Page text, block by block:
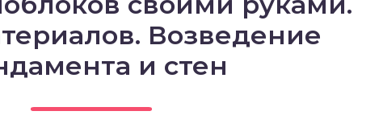
Возведение
и стен